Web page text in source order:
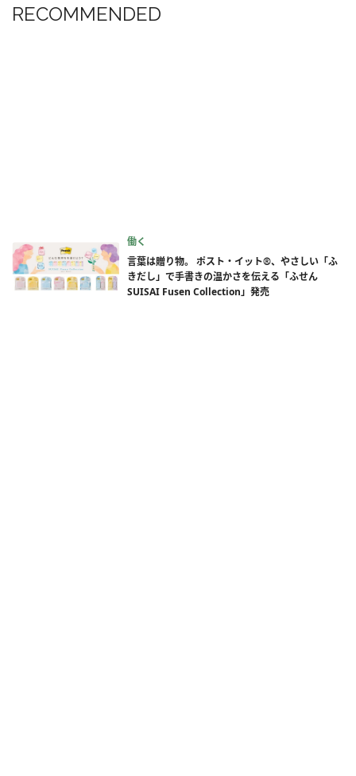
RECOMMENDED
働く
言葉は贈り物。 ポスト・イット®、やさしい「ふ
きだし」で手書きの温かさを伝える「ふせん
SUISAI Fusen Collection」発売